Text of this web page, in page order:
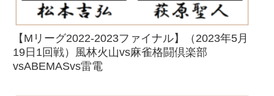
【Mリーグ2022-2023ファイナル】（2023年5月
19日1回戦）風林火山vs麻雀格闘倶楽部
vsABEMASvs雷電